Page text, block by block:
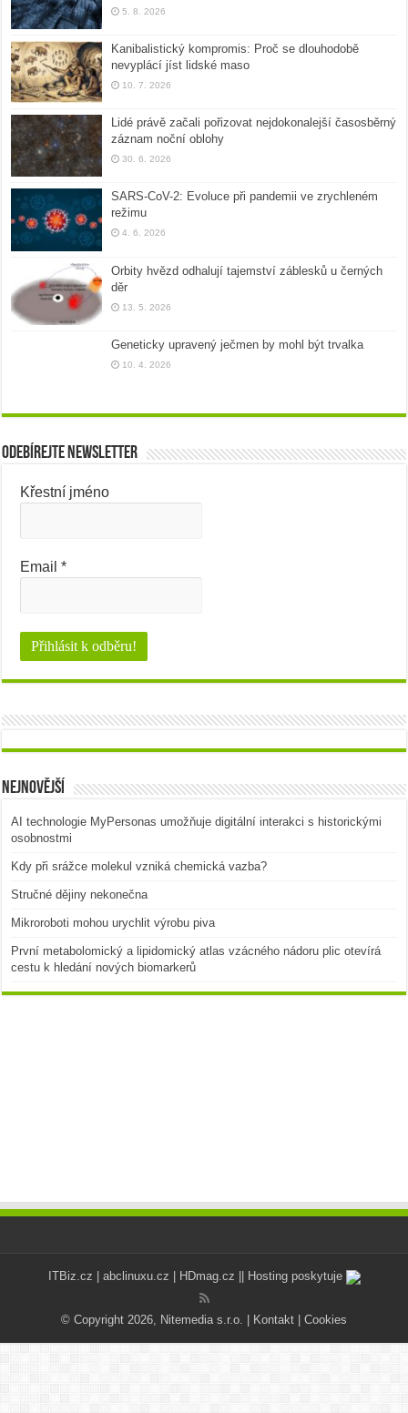
5. 8. 2026
Kanibalistický kompromis: Proč se dlouhodobě
nevyplácí jíst lidské maso
10. 7. 2026
Lidé právě začali pořizovat nejdokonalejší časosběrný
záznam noční oblohy
30. 6. 2026
SARS-CoV-2: Evoluce při pandemii ve zrychleném
režimu
4. 6. 2026
Orbity hvězd odhalují tajemství záblesků u černých
děr
13. 5. 2026
Geneticky upravený ječmen by mohl být trvalka
10. 4. 2026
Odebírejte newsletter
Křestní jméno
Email*
Nejnovější
AI technologie MyPersonas umožňuje digitální interakci s historickými
osobnostmi
Kdy při srážce molekul vzniká chemická vazba?
Stručné dějiny nekonečna
Mikroroboti mohou urychlit výrobu piva
První metabolomický a lipidomický atlas vzácného nádoru plic otevírá
cestu k hledání nových biomarkerů
ITBiz.cz abclinuxu.cz HDmag.cz || Hosting poskytuje
© Copyright 2026, Nitemedia s.r.o. | Kontakt Cookies